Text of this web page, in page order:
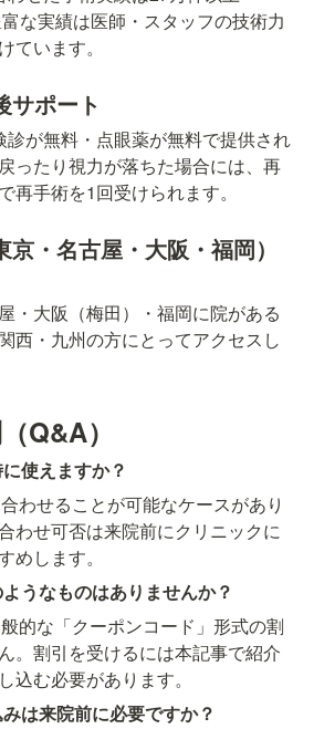
富な実績は医師・スタッフの技術力
ています。
ポート
が無料・点眼薬が無料で提供され
ったり視力が落ちた場合には、再
再手術を1回受けられます。
・名古屋・大阪・福岡）
・大阪（梅田）・福岡に院がある
西・九州の方にとってアクセスし
Q&A）
使えますか？
わせることが可能なケースがあり
わせ可否は来院前にクリニックに
めします。
うなものはありませんか？
的な「クーポンコード」形式の割
。割引を受けるには本記事で紹介
込む必要があります。
は来院前に必要ですか？